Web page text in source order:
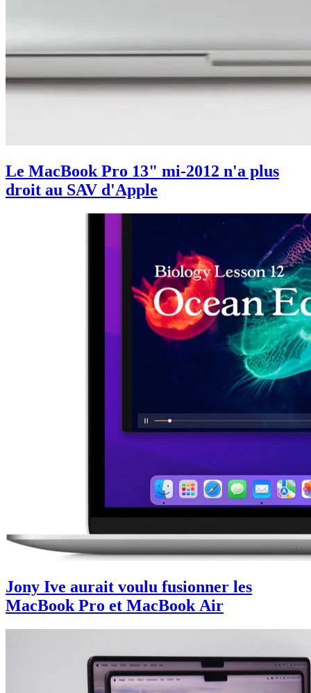
Le MacBook Pro 13" mi-2012 n'a plus
droit au SAV d'Apple
Jony Ive aurait voulu fusionner les
MacBook Pro et MacBook Air